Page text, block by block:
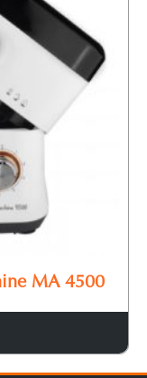
MA 4500